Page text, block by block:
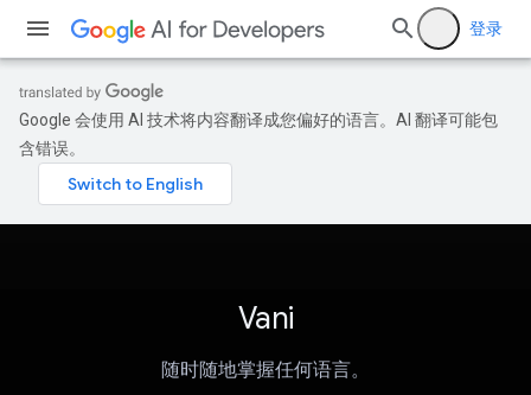
登录
Google 会使用 AI 技术将内容翻译成您偏好的语言。AI 翻译可能包
含错误。
Vani
随时随地掌握任何语言。